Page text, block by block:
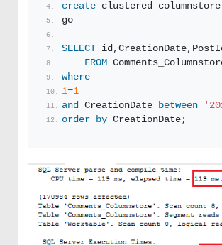
create clustered columnstore
go
SELECT
FROM
where
1=1
and CreationDate between
order by CreationDate;